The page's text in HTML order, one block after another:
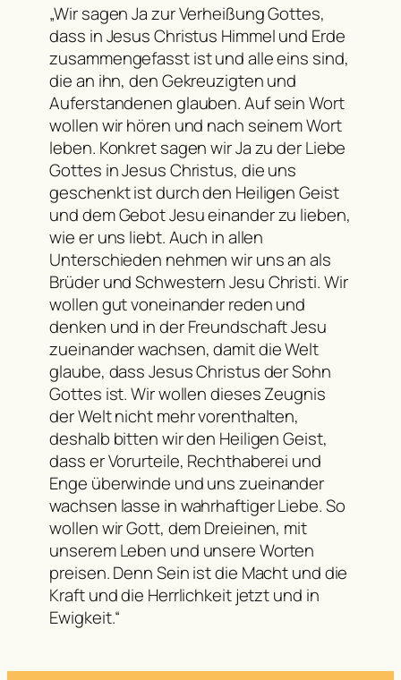
„Wir sagen Ja zur Verheißung Gottes,
dass in Jesus Christus Himmel und Erde
zusammengefasst ist und alle eins sind,
die an ihn, den Gekreuzigten und
Auferstandenen glauben. Auf sein Wort
wollen wir hören und nach seinem Wort
leben. Konkret sagen wir Ja zu der Liebe
Gottes in Jesus Christus, die uns
geschenkt ist durch den Heiligen Geist
und dem Gebot Jesu einander zu lieben,
wie er uns liebt. Auch in allen
Unterschieden nehmen wir uns an als
Brüder und Schwestern Jesu Christi. Wir
wollen gut voneinander reden und
denken und in der Freundschaft Jesu
zueinander wachsen, damit die Welt
glaube, dass Jesus Christus der Sohn
Gottes ist. Wir wollen dieses Zeugnis
der Welt nicht mehr vorenthalten,
deshalb bitten wir den Heiligen Geist,
dass er Vorurteile, Rechthaberei und
Enge überwinde und uns zueinander
wachsen lasse in wahrhaftiger Liebe. So
wollen wir Gott, dem Dreieinen, mit
unserem Leben und unsere Worten
preisen. Denn Sein ist die Macht und die
Kraft und die Herrlichkeit jetzt und in
Ewigkeit.“